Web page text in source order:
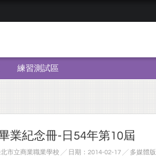
練習測試區
業紀念冊-日54年第10屆
市立商業職業學校 ╱ 日期：2014-02-17 ╱ 多媒體版